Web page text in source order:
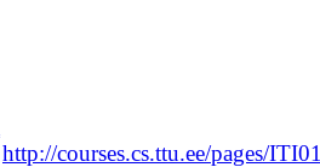
http://courses.cs.ttu.ee/pages/